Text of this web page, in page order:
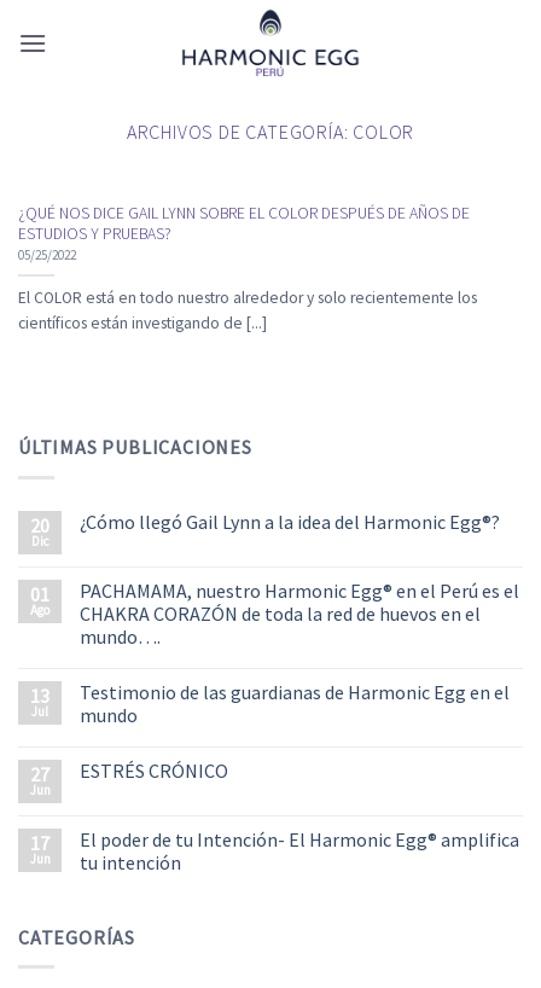
ARCHIVOS DE CATEGORÍA: COLOR
¿QUÉ NOS DICE GAIL LYNN SOBRE EL COLOR DESPUÉS DE AÑOS DE
ESTUDIOS Y PRUEBAS?
05/25/2022
El COLOR está en todo nuestro alrededor y solo recientemente los
científicos están investigando de [...]
ÚLTIMAS PUBLICACIONES
20
Dic
¿Cómo llegó Gail Lynn a la idea del Harmonic Egg®?
01
Ago
PACHAMAMA, nuestro Harmonic Egg® en el Perú es el
CHAKRA CORAZÓN de toda la red de huevos en el
mundo….
13
Jul
Testimonio de las guardianas de Harmonic Egg en el
mundo
27
Jun
ESTRÉS CRÓNICO
17
Jun
El poder de tu Intención- El Harmonic Egg® amplifica
tu intención
CATEGORÍAS